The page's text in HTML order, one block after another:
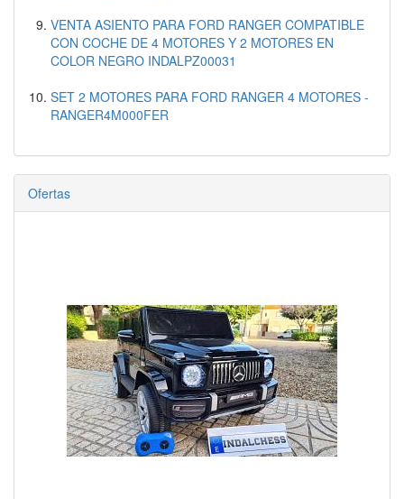
VENTA ASIENTO PARA FORD RANGER COMPATIBLE
CON COCHE DE 4 MOTORES Y 2 MOTORES EN
COLOR NEGRO INDALPZ00031
SET 2 MOTORES PARA FORD RANGER 4 MOTORES -
RANGER4M000FER
Ofertas